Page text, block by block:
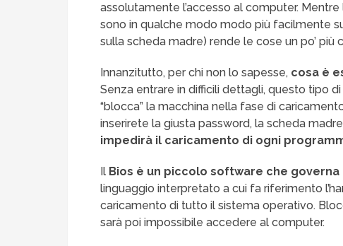
assolutamente l’accesso al computer.
sono in qualche modo modo più facilmente
sulla scheda madre) rende le cose un po’ più
Innanzitutto, per chi non lo sapesse, cosa è
Senza entrare in difficili dettagli, questo tipo
“blocca” la macchina nella fase di
inserirete la giusta password, la scheda
impedirà il caricamento di ogni
Il Bios è un piccolo software che
linguaggio interpretato a cui fa riferimento
caricamento di tutto il sistema operativo.
sarà poi impossibile accedere al computer.